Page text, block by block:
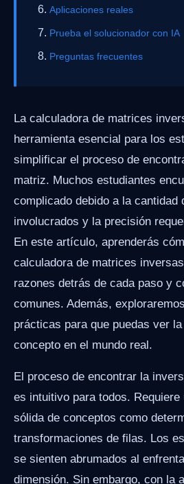
Aplicaciones reales
Prueba el solucionador con IA
Preguntas frecuentes
La calculadora de matrices
herramienta esencial para los
simplificar el proceso de
matriz. Muchos estudiantes
complicado debido a la cantidad
involucrados y la precisión
En este artículo, aprenderás
calculadora de matrices
razones detrás de cada paso y
comunes. Además,
prácticas para que puedas ver
concepto en el mundo real.
El proceso de encontrar la
es intuitivo para todos. Requiere
sólida de conceptos como
transformaciones de filas. Los
se sienten abrumados al
dimensión. Sin embargo, con la